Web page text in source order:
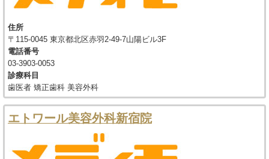
住所
〒115-0045 東京都北区赤羽2-49-7山陽ビル3F
電話番号
03-3903-0053
診療科目
歯医者 矯正歯科 美容外科
エトワール美容外科新宿院